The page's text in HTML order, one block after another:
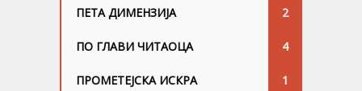
ПЕТА ДИМЕНЗИЈА 2
ПО ГЛАВИ ЧИТАОЦА 4
ПРОМЕТЕЈСКА ИСКРА 1